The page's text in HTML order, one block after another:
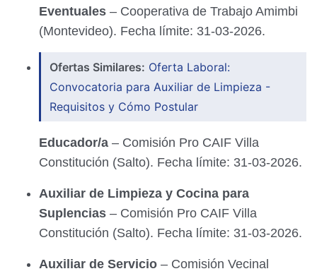
Eventuales – Cooperativa de Trabajo Amimbi
(Montevideo). Fecha límite: 31-03-2026.
Ofertas Similares: Oferta Laboral:
Convocatoria para Auxiliar de Limpieza -
Requisitos y Cómo Postular
Educador/a – Comisión Pro CAIF Villa
Constitución (Salto). Fecha límite: 31-03-2026.
Auxiliar de Limpieza y Cocina para
Suplencias – Comisión Pro CAIF Villa
Constitución (Salto). Fecha límite: 31-03-2026.
Auxiliar de Servicio – Comisión Vecinal